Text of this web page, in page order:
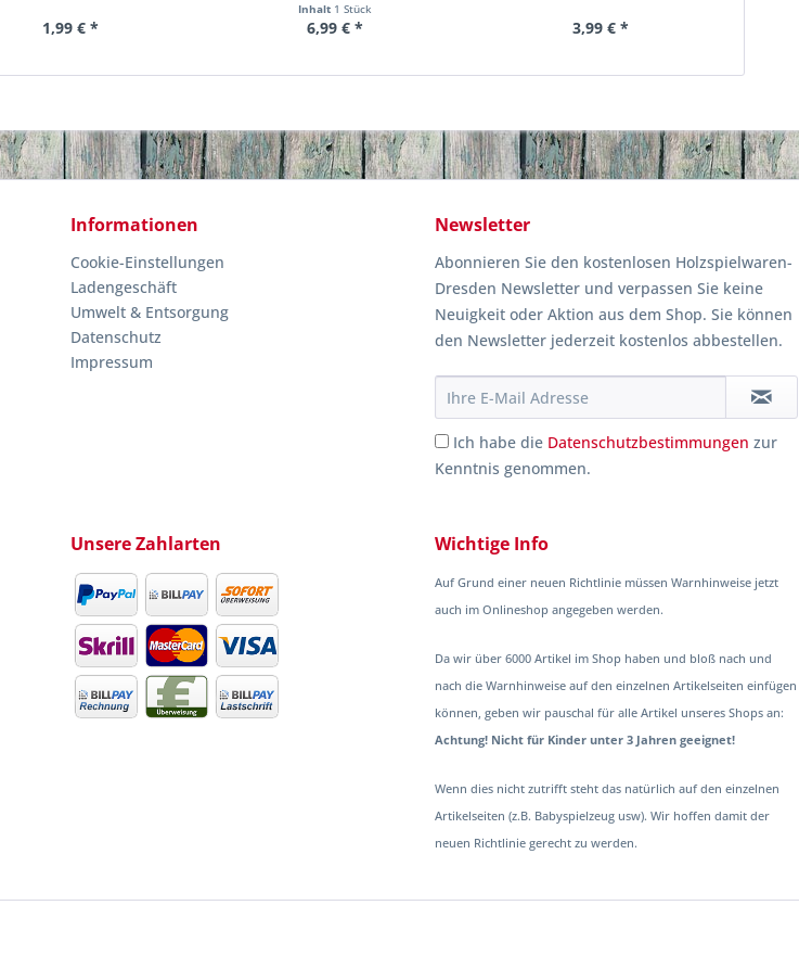
1,99 € *
Inhalt 1 Stück
6,99 € * 3,99 € *
Informationen
Cookie-Einstellungen
Ladengeschäft
Umwelt & Entsorgung
Datenschutz
Impressum
Newsletter
Abonnieren Sie den kostenlosen Holzspielwaren-
Dresden Newsletter und verpassen Sie keine
Neuigkeit oder Aktion aus dem Shop. Sie können
den Newsletter jederzeit kostenlos abbestellen.
Ich habe die Datenschutzbestimmungen zur
Kenntnis genommen.
Unsere Zahlarten Wichtige Info
Auf Grund einer neuen Richtlinie müssen Warnhinweise jetzt
auch im Onlineshop angegeben werden.
Da wir über 6000 Artikel im Shop haben und bloß nach und
nach die Warnhinweise auf den einzelnen Artikelseiten einfügen
können, geben wir pauschal für alle Artikel unseres Shops an:
Achtung! Nicht für Kinder unter 3 Jahren geeignet!
Wenn dies nicht zutrifft steht das natürlich auf den einzelnen
Artikelseiten (z.B. Babyspielzeug usw). Wir hoffen damit der
neuen Richtlinie gerecht zu werden.